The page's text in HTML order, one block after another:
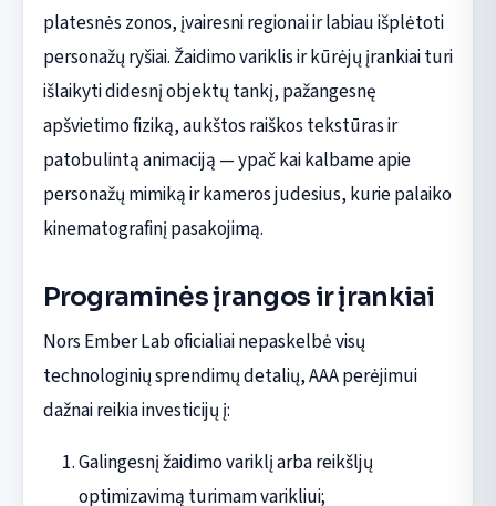
platesnės zonos, įvairesni regionai ir labiau išplėtoti
personažų ryšiai. Žaidimo variklis ir kūrėjų įrankiai turi
išlaikyti didesnį objektų tankį, pažangesnę
apšvietimo fiziką, aukštos raiškos tekstūras ir
patobulintą animaciją — ypač kai kalbame apie
personažų mimiką ir kameros judesius, kurie palaiko
kinematografinį pasakojimą.
Programinės įrangos ir įrankiai
Nors Ember Lab oficialiai nepaskelbė visų
technologinių sprendimų detalių, AAA perėjimui
dažnai reikia investicijų į:
Galingesnį žaidimo variklį arba reikšljų
optimizavimą turimam varikliui;